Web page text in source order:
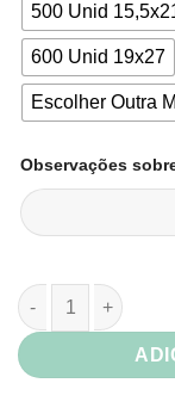
500 Unid
600 Unid 19x27
Escolher Outra
Observações
Atacado | Papelão